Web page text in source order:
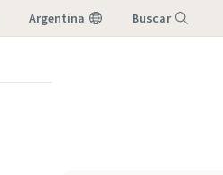
Argentina Buscar